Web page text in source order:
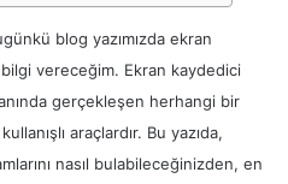
blog yazımızda ekran
vereceğim. Ekran kaydedici
gerçekleşen herhangi bir
araçlardır. Bu yazıda,
nasıl bulabileceğinizden, en